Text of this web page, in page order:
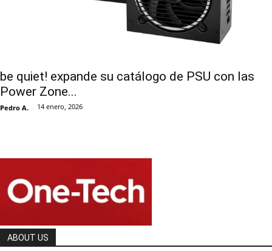
be quiet! expande su catálogo de PSU con las
Power Zone...
Pedro A. - 14 enero, 2026
ABOUT US